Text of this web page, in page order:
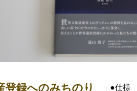
登録へのみちのり ●仕様